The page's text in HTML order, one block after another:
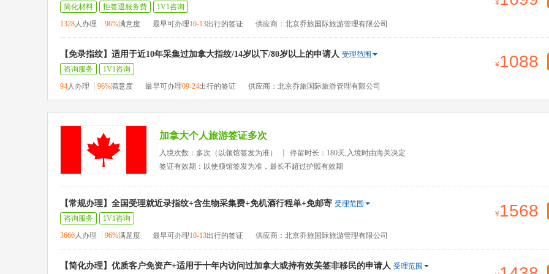
简化材料 拒签退服务费
1V1咨询
1328人办理 96%满意度 最早可办理10-13出行的签证 供应商：北京乔旅国际旅游管理有限公司
【免录指纹】适用于近10年采集过加拿大指纹/14岁以下/80岁以上的申请人 受理范围
咨询服务
1V1咨询
94人办理 96%满意度 最早可办理09-24出行的签证 供应商：北京乔旅国际旅游管理有限公司
1088
加拿大个人旅游签证多次
入境次数：多次（以领馆签发为准）
停留时长：180天,入境时由海关决定
签证有效期：以使领馆签发为准，最长不超过护照有效期
【常规办理】全国受理就近录指纹+含生物采集费+免机酒行程单+免邮寄 受理范围
咨询服务
1V1咨询
3666人办理 96%满意度 最早可办理10-13出行的签证 供应商：北京乔旅国际旅游管理有限公司
1568
【简化办理】优质客户免资产+适用于十年内访问过加拿大或持有效美签非移民的申请人 受理范围